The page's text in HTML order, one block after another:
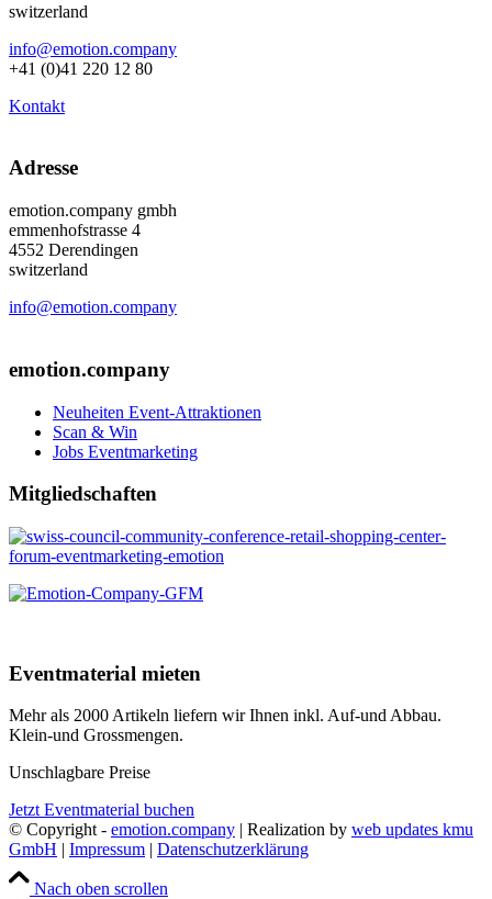
switzerland
info@emotion.company
+41 (0)41 220 12 80
Kontakt
Adresse
emotion.company gmbh
emmenhofstrasse 4
4552 Derendingen
switzerland
info@emotion.company
emotion.company
Neuheiten Event-Attraktionen
Scan & Win
Jobs Eventmarketing
Mitgliedschaften
Eventmaterial mieten
Mehr als 2000 Artikeln liefern wir Ihnen inkl. Auf-und Abbau.
Klein-und Grossmengen.
Unschlagbare Preise
Jetzt Eventmaterial buchen
© Copyright - emotion.company | Realization by web updates kmu
GmbH | Impressum | Datenschutzerklärung
Nach oben scrollen